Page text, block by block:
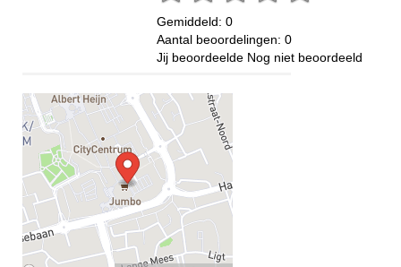
Gemiddeld: 0
Aantal beoordelingen: 0
Jij beoordeelde Nog niet beoordeeld